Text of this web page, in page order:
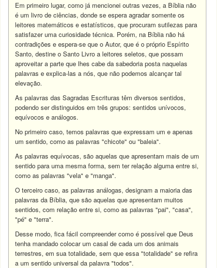
Em primeiro lugar, como já mencionei outras vezes, a Bíblia não
é um livro de ciências, donde se espera agradar somente os
leitores matemáticos e estatísticos, que procuram sutilezas para
satisfazer uma curiosidade técnica. Porém, na Bíblia não há
contradições e espera-se que o Autor, que é o próprio Espírito
Santo, destine o Santo Livro a leitores seletos, que possam
aproveitar a parte que lhes cabe da sabedoria posta naquelas
palavras e explica-las a nós, que não podemos alcançar tal
elevação.
As palavras das Sagradas Escrituras têm diversos sentidos,
podendo ser distinguidos em três grupos: sentidos unívocos,
equívocos e análogos.
No primeiro caso, temos palavras que expressam um e apenas
um sentido, como as palavras "chicote" ou "baleia".
As palavras equívocas, são aquelas que apresentam mais de um
sentido para uma mesma forma, sem ter relação alguma entre si,
como as palavras "vela" e "manga".
O terceiro caso, as palavras análogas, designam a maioria das
palavras da Bíblia, que são aquelas que apresentam muitos
sentidos, com relação entre si, como as palavras "pai", "casa",
"pé" e "terra".
Desse modo, fica fácil compreender como é possível que Deus
tenha mandado colocar um casal de cada um dos animais
terrestres, em sua totalidade, sem que essa "totalidade" se refira
a um sentido universal da palavra "todos".